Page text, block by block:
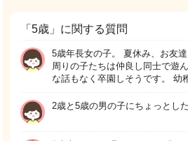
「5歳」に関する質問
5歳年長女の子。 夏休み、お友
周りの子たちは仲良し同士で遊
な話もなく卒園しそうです。
2歳と5歳の男の子にちょっとし